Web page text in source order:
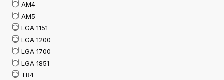
AM4
AM5
LGA 1151
LGA 1200
LGA 1700
LGA 1851
TR4